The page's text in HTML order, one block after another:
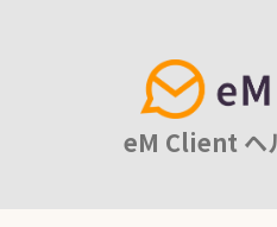
eM Client ヘ